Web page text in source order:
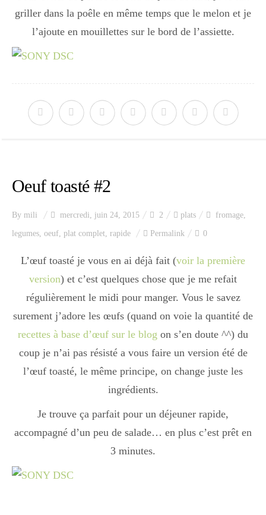
griller dans la poêle en même temps que le melon et je
l’ajoute en mouillettes sur le bord de l’assiette.
Oeuf toasté #2
By mili mercredi, juin 24, 2015 2 plats fromage,
legumes, oeuf, plat complet, rapide Permalink 0
L’œuf toasté je vous en ai déjà fait (voir la première
version) et c’est quelques chose que je me refait
régulièrement le midi pour manger. Vous le savez
surement j’adore les œufs (quand on voie la quantité de
recettes à base d’œuf sur le blog on s’en doute ^^) du
coup je n’ai pas résisté a vous faire un version été de
l’œuf toasté, le même principe, on change juste les
ingrédients.
Je trouve ça parfait pour un déjeuner rapide,
accompagné d’un peu de salade… en plus c’est prêt en
3 minutes.